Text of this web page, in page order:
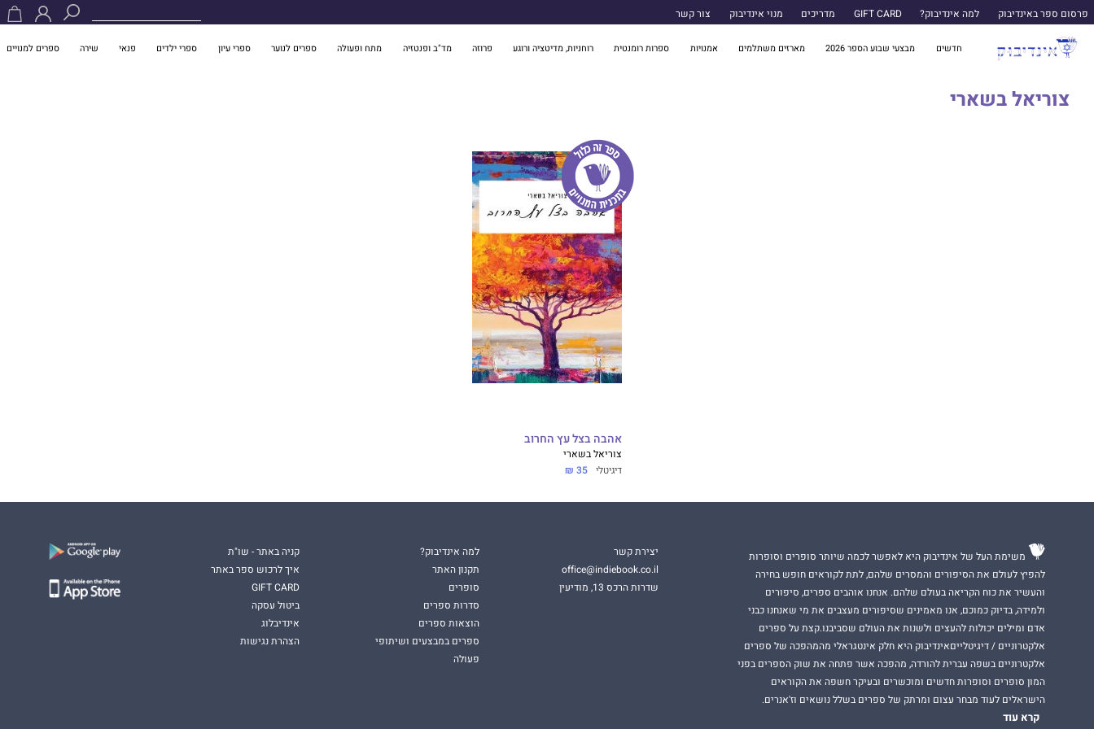
פרסום ספר באינדיבוק למה אינדיבוק? GIFT CARD מדריכים מנוי אינדיבוק צור קשר
חדשים מבצעי שבוע הספר 2026 מארזים משתלמים אמנויות ספרות רומנטית רוחניות, מדיטציה ורוגע פרוזה מד"ב ופנטזיה מתח ופעולה ספרים לנוער ספרי עיון ספרי ילדים פנאי שירה ספרים למנויים
צוריאל בשארי
אהבה בצל עץ החרוב
צוריאל בשארי
דיגיטלי 35 ₪
משימת העל של אינדיבוק היא לאפשר לכמה שיותר סופרים וסופרות
להפיץ לעולם את הסיפורים והמסרים שלהם, לתת לקוראים חופש בחירה
והעשיר את כוח הקריאה בעולם שלהם. אנחנו אוהבים ספרים, סיפורים
ולמידה, בדיוק כמוכם, אנו מאמינים שסיפורים מעצבים את מי שאנחנו כבני
אדם ומילים יכולות להעצים ולשנות את העולם שסביבנו.קצת על ספרים
אלקטרוניים / דיגיטלייםאינדיבוק היא חלק אינטגראלי מהמהפכה של ספרים
אלקטרוניים בשפה עברית להורדה, מהפכה אשר פתחה את שוק הספרים בפני
המון סופרים וסופרות חדשים ומוכשרים ובעיקר חשפה את הקוראים
הישראלים לעוד מבחר עצום ומרתק של ספרים בשלל נושאים וז'אנרים.
קרא עוד
יצירת קשר
office@indiebook.co.il
שדרות הרכס 13, מודיעין
למה אינדיבוק?
תקנון האתר
סופרים
סדרות ספרים
הוצאות ספרים
ספרים במבצעים ושיתופי
פעולה
קניה באתר - שו"ת
איך לרכוש ספר באתר
GIFT CARD
ביטול עסקה
אינדיבלוג
הצהרת נגישות